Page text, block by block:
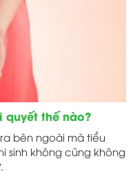
quyết thế nào?
bên ngoài mà tiểu
sinh không cũng không